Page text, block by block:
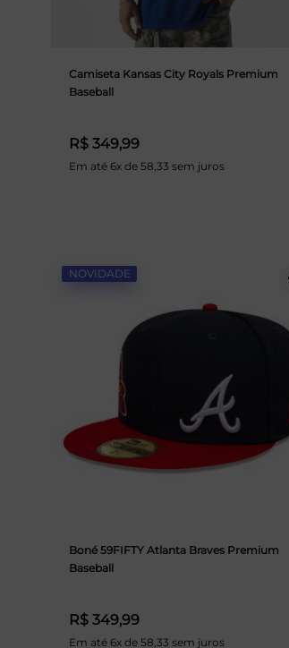
Camiseta Kansas City Royals Premium
Baseball
R$ 349,99
Em até 6x de 58,33 sem juros
NOVIDADE
Boné 59FIFTY Atlanta Braves Premium
Baseball
R$ 349,99
Em até 6x de 58,33 sem juros